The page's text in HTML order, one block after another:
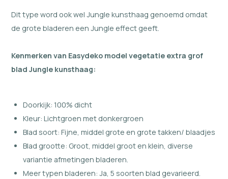
Dit type word ook wel Jungle kunsthaag genoemd omdat
de grote bladeren een Jungle effect geeft.
Kenmerken van Easydeko model vegetatie extra grof
blad Jungle kunsthaag:
Doorkijk: 100% dicht
Kleur: Lichtgroen met donkergroen
Blad soort: Fijne, middel grote en grote takken/ blaadjes
Blad grootte: Groot, middel groot en klein, diverse
variantie afmetingen bladeren.
Meer typen bladeren: Ja, 5 soorten blad gevarieerd.